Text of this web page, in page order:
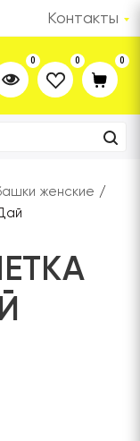
Контакты
0 0 0
женские /